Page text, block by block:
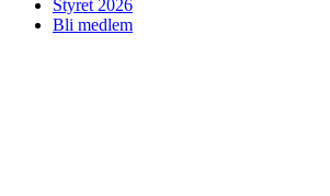
Styret 2026
Bli medlem